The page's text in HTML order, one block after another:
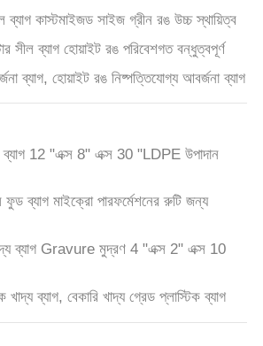
কাস্টমাইজড সাইজ গ্রীন রঙ উচ্চ স্থায়িত্ব
সীল ব্যাগ হোয়াইট রঙ পরিবেশগত বন্ধুত্বপূর্ণ
ব্যাগ, হোয়াইট রঙ নিষ্পত্তিযোগ্য আবর্জনা ব্যাগ
ব্যাগ 12 "এক্স 8" এক্স 30 "LDPE উপাদান
ফুড ব্যাগ মাইক্রো পারফর্মেশনের রুটি জন্য
ব্যাগ Gravure মুদ্রণ 4 "এক্স 2" এক্স 10
খাদ্য ব্যাগ, বেকারি খাদ্য গ্রেড প্লাস্টিক ব্যাগ